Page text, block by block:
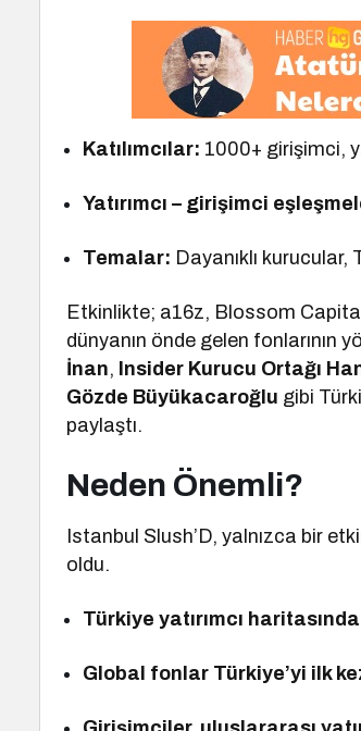
Katılımcılar: 1000+ girişimci,
Yatırımcı – girişimci
Temalar: Dayanıklı kurucular,
Etkinlikte; a16z, Blossom
dünyanın önde gelen fonlarının
İnan, Insider Kurucu Ortağı
Gözde Büyükacaroğlu gibi
paylaştı.
Neden Önemli?
Istanbul Slush’D, yalnızca bir
oldu.
Türkiye yatırımcı
Global fonlar Türkiye’yi ilk